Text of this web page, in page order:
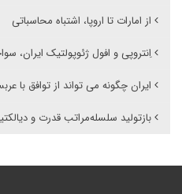
از امارات تا اروپا، اشتباه محاسباتی
اِنتروپی و افول ژئوپولتیک ایران،
ایران چگونه می تواند از توافق با
بازتولید سلسله‌مراتب قدرت و